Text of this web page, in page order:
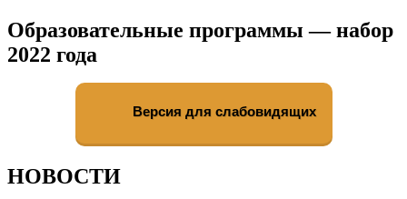
Образовательные программы — набор
2022 года
Версия для слабовидящих
НОВОСТИ